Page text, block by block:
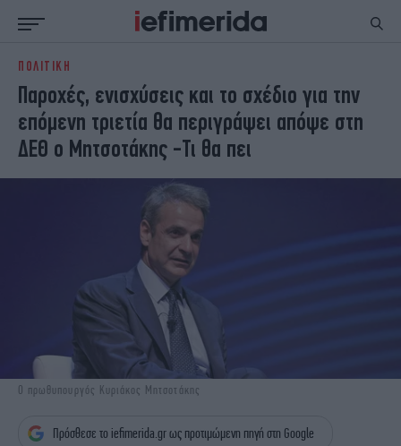
ΕΙΔΗΣΕΙΣ
NON PAPER
ΕΛΛΑΔΑ
ΟΙΚΟΝΟΜΙΑ
ΚΟΣΜΟΣ
ΠΟΛΙΤΙΣΜΟΣ
ΠΑΝΕΛΛΗΝΙΕΣ
ΖΩΗ
ΣΠΟΡ
PODCAST
iOPINIONS
OSCARS
THE OCEAN
ΠΟΛΙΤΙΚΗ
Παροχές, ενισχύσεις και το σχέδιο για την
επόμενη τριετία θα περιγράψει απόψε στη
ΔΕΘ ο Μητσοτάκης -Τι θα πει
Ο πρωθυπουργός Κυριάκος Μητσοτάκης
Πρόσθεσε το iefimerida.gr ως προτιμώμενη πηγή στη Google